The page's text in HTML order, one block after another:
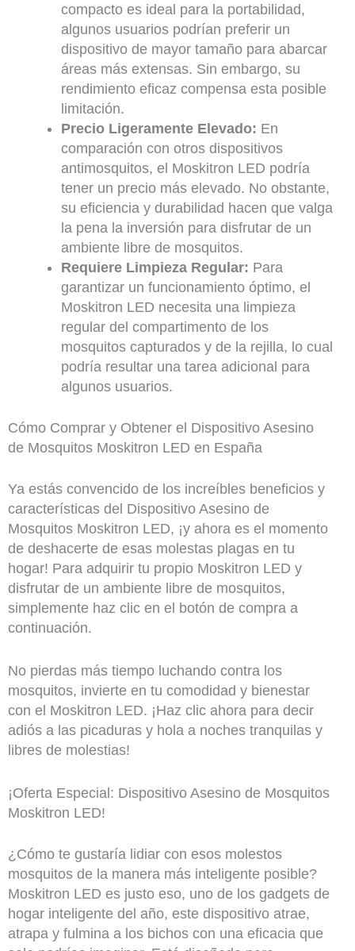
compacto es ideal para la portabilidad,
algunos usuarios podrían preferir un
dispositivo de mayor tamaño para abarcar
áreas más extensas. Sin embargo, su
rendimiento eficaz compensa esta posible
limitación.
Precio Ligeramente Elevado: En
comparación con otros dispositivos
antimosquitos, el Moskitron LED podría
tener un precio más elevado. No obstante,
su eficiencia y durabilidad hacen que valga
la pena la inversión para disfrutar de un
ambiente libre de mosquitos.
Requiere Limpieza Regular: Para
garantizar un funcionamiento óptimo, el
Moskitron LED necesita una limpieza
regular del compartimento de los
mosquitos capturados y de la rejilla, lo cual
podría resultar una tarea adicional para
algunos usuarios.
Cómo Comprar y Obtener el Dispositivo Asesino
de Mosquitos Moskitron LED en España
Ya estás convencido de los increíbles beneficios y
características del Dispositivo Asesino de
Mosquitos Moskitron LED, ¡y ahora es el momento
de deshacerte de esas molestas plagas en tu
hogar! Para adquirir tu propio Moskitron LED y
disfrutar de un ambiente libre de mosquitos,
simplemente haz clic en el botón de compra a
continuación.
No pierdas más tiempo luchando contra los
mosquitos, invierte en tu comodidad y bienestar
con el Moskitron LED. ¡Haz clic ahora para decir
adiós a las picaduras y hola a noches tranquilas y
libres de molestias!
¡Oferta Especial: Dispositivo Asesino de Mosquitos
Moskitron LED!
¿Cómo te gustaría lidiar con esos molestos
mosquitos de la manera más inteligente posible?
Moskitron LED es justo eso, uno de los gadgets de
hogar inteligente del año, este dispositivo atrae,
atrapa y fulmina a los bichos con una eficacia que